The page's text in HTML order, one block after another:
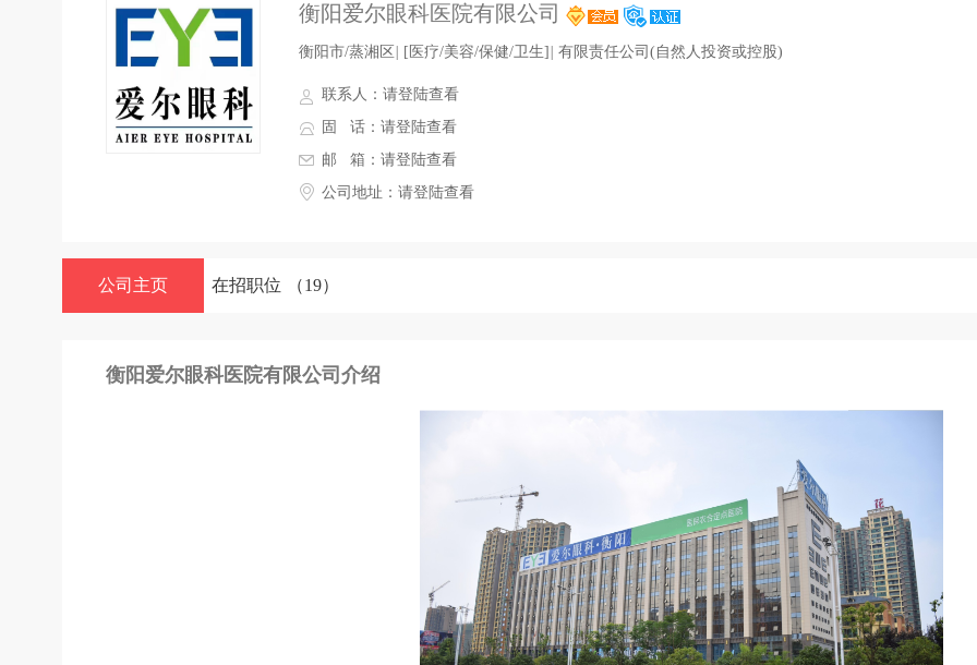
衡阳爱尔眼科医院有限公司
衡阳市/蒸湘区 [医疗/美容/保健/卫生] 有限责任公司(自然人投资或控股)
联系人： 请登陆查看
固 话： 请登陆查看
邮 箱： 请登陆查看
公司地址： 请登陆查看
公司主页 在招职位 （19）
衡阳爱尔眼科医院有限公司介绍